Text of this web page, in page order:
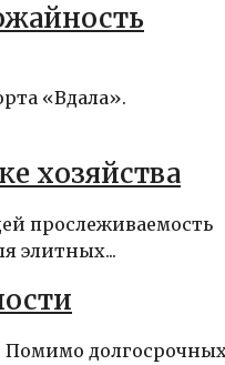
«Вдала».
хозяйства
прослеживаемость
элитных...
Помимо